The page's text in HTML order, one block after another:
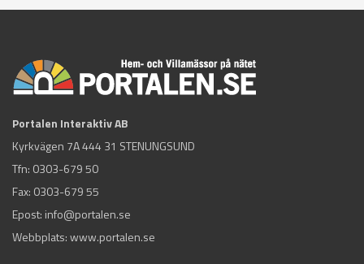
Portalen Interaktiv AB
Kyrkvägen 7A 444 31 STENUNGSUND
Tfn: 0303-679 50
Fax: 0303-679 55
Epost: info@portalen.se
Webbplats: www.portalen.se